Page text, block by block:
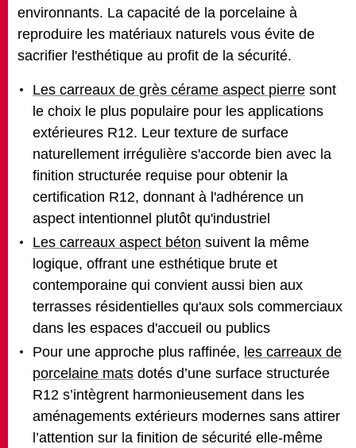
environnants. La capacité de la porcelaine à
reproduire les matériaux naturels vous évite de
sacrifier l'esthétique au profit de la sécurité.
Les carreaux de grès cérame aspect pierre sont
le choix le plus populaire pour les applications
extérieures R12. Leur texture de surface
naturellement irrégulière s'accorde bien avec la
finition structurée requise pour obtenir la
certification R12, donnant à l'adhérence un
aspect intentionnel plutôt qu'industriel
Les carreaux aspect béton suivent la même
logique, offrant une esthétique brute et
contemporaine qui convient aussi bien aux
terrasses résidentielles qu'aux sols commerciaux
dans les espaces d'accueil ou publics
Pour une approche plus raffinée, les carreaux de
porcelaine mats dotés d’une surface structurée
R12 s’intègrent harmonieusement dans les
aménagements extérieurs modernes sans attirer
l’attention sur la finition de sécurité elle-même